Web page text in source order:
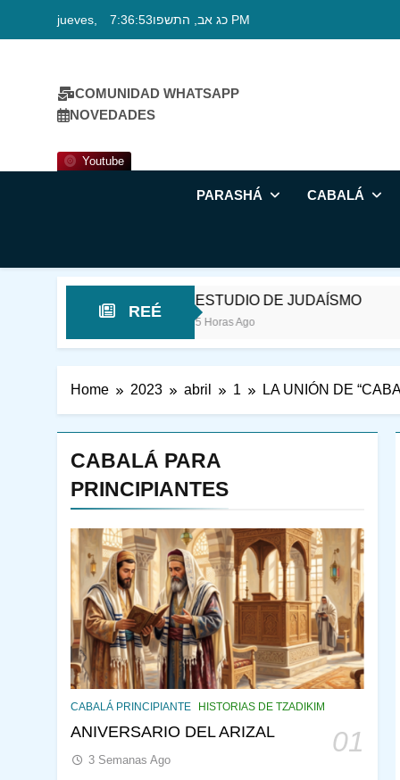
jueves, כג אב, התשפו 7:36:53 PM
COMUNIDAD WHATSAPP
NOVEDADES
Youtube
PARASHÁ CABALÁ
REÉ
ESTUDIO DE JUDAÍSMO
Home 2023 abril 1 LA UNIÓN DE
CABALÁ PARA
PRINCIPIANTES
CABALÁ PRINCIPIANTE HISTORIAS DE TZADIKIM
ANIVERSARIO DEL ARIZAL 01
3 Semanas Ago
144
¿QUIÉN ES SABIO? EL
QUE VE LO QUE VA A
PENSAMIENTO JUDÍO